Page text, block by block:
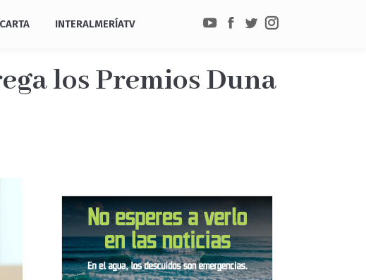
INTERALMERÍATV
YouTube
Facebook
TwitterInstagram
los Premios Duna